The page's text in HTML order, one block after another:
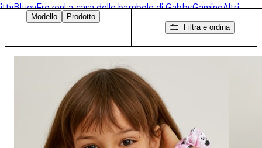
BlueyFrozenLa casa delle bambole di GabbyGamingAltri
Topolino
Modello
Prodotto
Filtra e ordina